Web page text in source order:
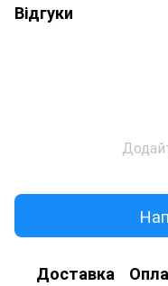
Відгуки
Доставка